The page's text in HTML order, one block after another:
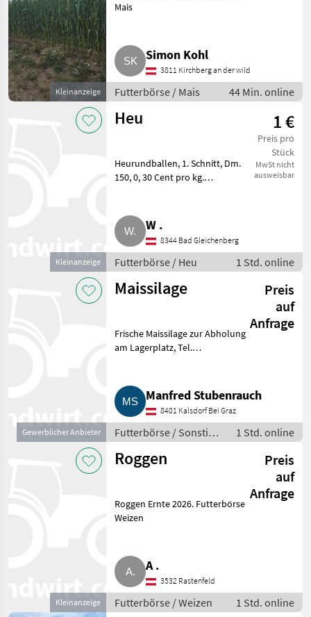
Kleinanzeige
Mais
Simon Kohl
3811 Kirchberg an der wild
Futterbörse / Mais 44 Min. online
Kleinanzeige
Heu 1 €
Preis pro
Stück
MwSt nicht
ausweisbar
Heurundballen, 1. Schnitt, Dm.
150, 0, 30 Cent pro kg.
W .
8344 Bad Gleichenberg
Futterbörse / Heu 1 Std. online
Gewerblicher Anbieter
Maissilage
Preis
auf
Anfrage
Frische Maissilage zur Abholung
am Lagerplatz, Tel.
FuttermittelManfred Stubenrauch
8401 Kalsdorf Bei Graz
Futterbörse / Sonstige
Futtermittel
1 Std. online
Kleinanzeige
Roggen
Preis
auf
Anfrage
Roggen Ernte 2026. Futterbörse
Weizen
A .
3532 Rastenfeld
Futterbörse / Weizen 1 Std. online